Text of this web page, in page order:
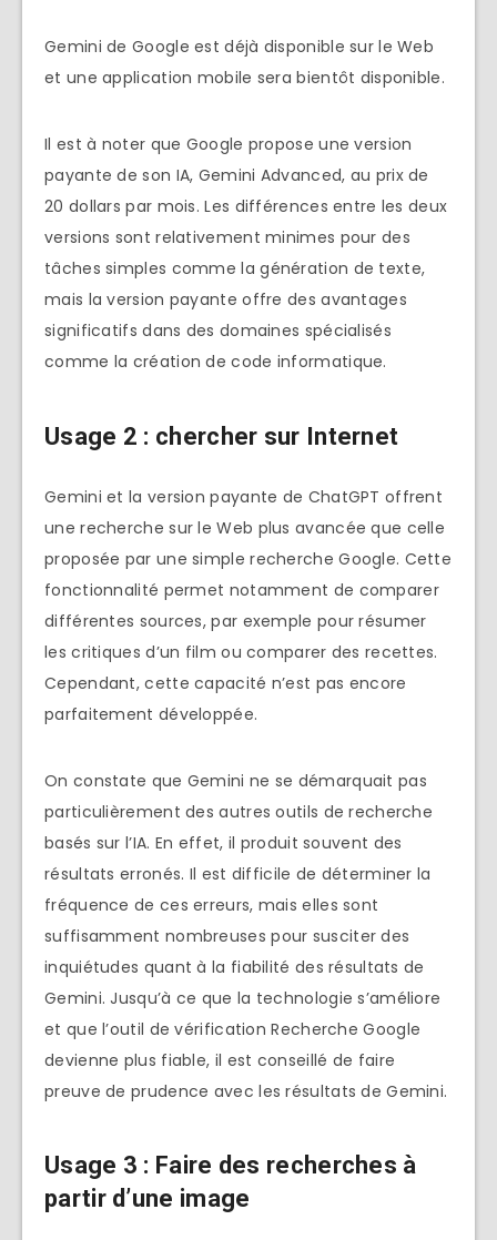
Gemini de Google est déjà disponible sur le Web
et une application mobile sera bientôt disponible.
Il est à noter que Google propose une version
payante de son IA, Gemini Advanced, au prix de
20 dollars par mois. Les différences entre les deux
versions sont relativement minimes pour des
tâches simples comme la génération de texte,
mais la version payante offre des avantages
significatifs dans des domaines spécialisés
comme la création de code informatique.
Usage 2 : chercher sur Internet
Gemini et la version payante de ChatGPT offrent
une recherche sur le Web plus avancée que celle
proposée par une simple recherche Google. Cette
fonctionnalité permet notamment de comparer
différentes sources, par exemple pour résumer
les critiques d’un film ou comparer des recettes.
Cependant, cette capacité n’est pas encore
parfaitement développée.
On constate que Gemini ne se démarquait pas
particulièrement des autres outils de recherche
basés sur l’IA. En effet, il produit souvent des
résultats erronés. Il est difficile de déterminer la
fréquence de ces erreurs, mais elles sont
suffisamment nombreuses pour susciter des
inquiétudes quant à la fiabilité des résultats de
Gemini. Jusqu’à ce que la technologie s’améliore
et que l’outil de vérification Recherche Google
devienne plus fiable, il est conseillé de faire
preuve de prudence avec les résultats de Gemini.
Usage 3 : Faire des recherches à
partir d’une image